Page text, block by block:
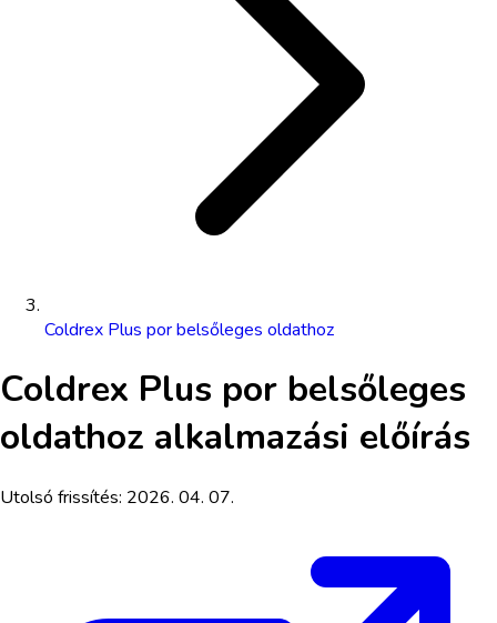
Coldrex Plus por belsőleges oldathoz
Coldrex Plus por belsőleges
oldathoz alkalmazási előírás
Utolsó frissítés: 2026. 04. 07.